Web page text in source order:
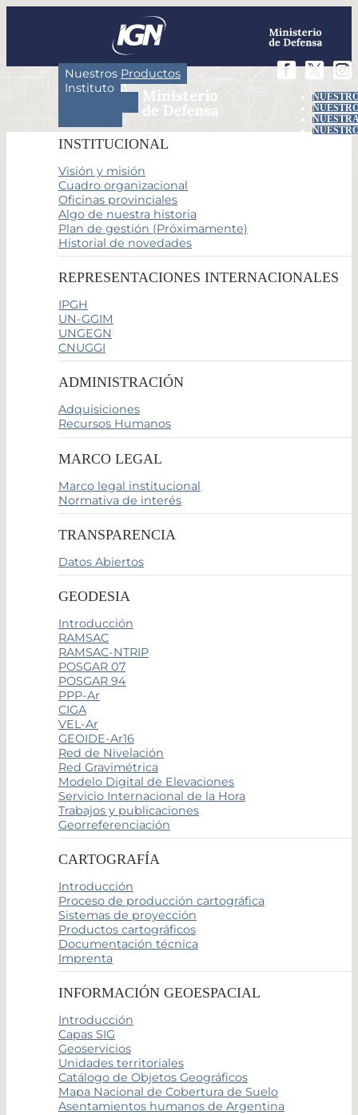
Nuestros Productos
Instituto
INSTITUCIONAL
Visión y misión
Cuadro organizacional
Oficinas provinciales
Algo de nuestra historia
Plan de gestión (Próximamente)
Historial de novedades
REPRESENTACIONES INTERNACIONALES
IPGH
UN-GGIM
UNGEGN
CNUGGI
ADMINISTRACIÓN
Adquisiciones
Recursos Humanos
MARCO LEGAL
Marco legal institucional
Normativa de interés
TRANSPARENCIA
Datos Abiertos
GEODESIA
Introducción
RAMSAC
RAMSAC-NTRIP
POSGAR 07
POSGAR 94
PPP-Ar
CIGA
VEL-Ar
GEOIDE-Ar16
Red de Nivelación
Red Gravimétrica
Modelo Digital de Elevaciones
Servicio Internacional de la Hora
Trabajos y publicaciones
Georreferenciación
CARTOGRAFÍA
Introducción
Proceso de producción cartográfica
Sistemas de proyección
Productos cartográficos
Documentación técnica
Imprenta
INFORMACIÓN GEOESPACIAL
Introducción
Capas SIG
Geoservicios
Unidades territoriales
Catálogo de Objetos Geográficos
Mapa Nacional de Cobertura de Suelo
Asentamientos humanos de Argentina